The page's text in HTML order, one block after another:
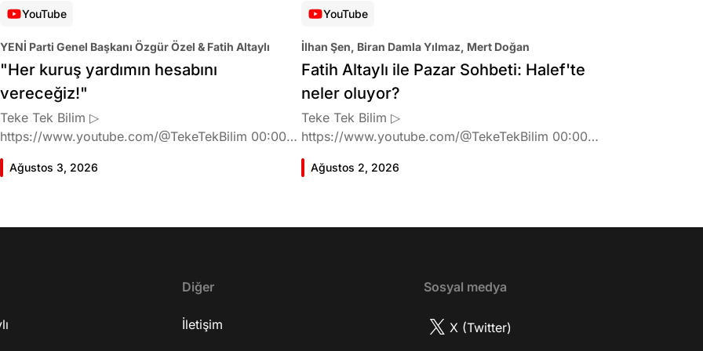
YouTube
YENİ Parti Genel Başkanı Özgür Özel & Fatih Altaylı
"Her kuruş yardımın hesabını
vereceğiz!"
Teke Tek Bilim ▷
https://www.youtube.com/@TekeTekBilim 00:00
Giriş 01:58 Butlan kararı 05:58 Butlan kararı kimin
meselesi? 11:32 Kılıçdaroğlu bu günlerin sinyalini
30:09 AK Parti'ye geçişlerin duracağının garantisi
Yargıtay kararından eminken neden partiden
Seçim güvenliğini nasıl sağlayacak? 1:06:25 Ekrem
Ağustos 3, 2026
YouTube
İlhan Şen, Biran Damla Yılmaz, Mert Doğan
Fatih Altaylı ile Pazar Sohbeti: Halef'te
neler oluyor?
Teke Tek Bilim ▷
https://www.youtube.com/@TekeTekBilim 00:00
Giriş 02:46 Biran Damla Yılmaz dizi teklifi
geldiğinde neler hissetti? 05:41 Oynadığı role nasıl
neler kattı? 17:52 İlhan Şen, ayakkabı eleştirisinden
mi? 22:22 Biran Damla Yılmaz nereli, nasıl bir
etkiliyor mu? 30:18 Mert Doğan'ın oyunculuk
Ağustos 2, 2026
Diğer
İletişim
Sosyal medya
X (Twitter)